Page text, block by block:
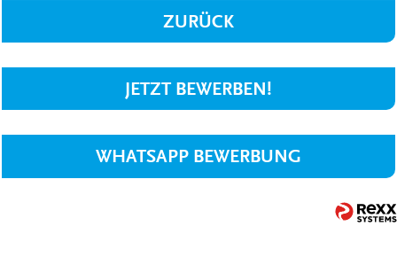
ZURÜCK
JETZT BEWERBEN!
WHATSAPP BEWERBUNG